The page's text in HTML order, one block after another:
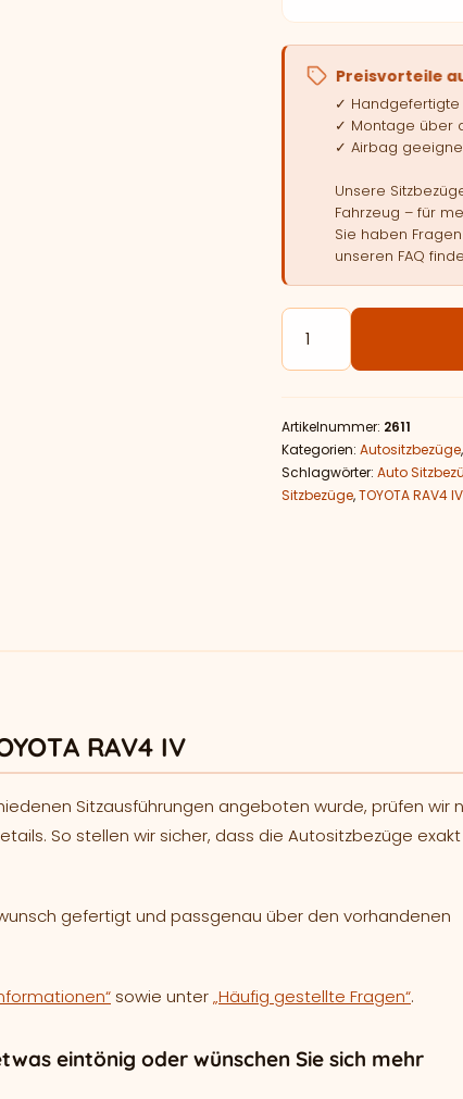
Preisvorteile
✓ Handgefertigte
✓ Montage über
✓ Airbag
Unsere
Fahrzeug – für
Sie haben
unseren FAQ
Autositzbezüge
Artikelnummer: 2611
Kategorien: Autositzbezüge,
Schlagwörter: Auto
Sitzbezüge,TOYOTA RAV4
RAV4 IV
Sitzausführungen angeboten wurde, prüfen wir
So stellen wir sicher, dass die Autositzbezüge exakt
gefertigt und passgenau über den vorhandenen
sowie unter„Häufig gestellte Fragen“.
eintönig oder wünschen Sie sich mehr